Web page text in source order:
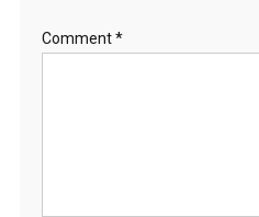
Comment*